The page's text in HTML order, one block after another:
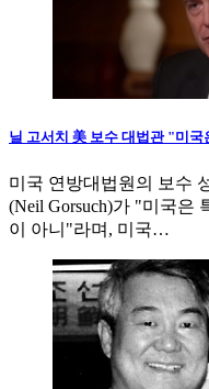
닐 고서치 美 보수 대법관 "미
미국 연방대법원의 보수
(Neil Gorsuch)가 "미국은
이 아니"라며, 미국…